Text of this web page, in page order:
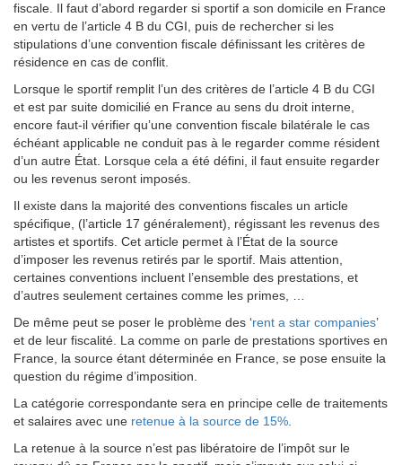
fiscale. Il faut d’abord regarder si sportif a son domicile en France
en vertu de l’article 4 B du CGI, puis de rechercher si les
stipulations d’une convention fiscale définissant les critères de
résidence en cas de conflit.
Lorsque le sportif remplit l’un des critères de l’article 4 B du CGI
et est par suite domicilié en France au sens du droit interne,
encore faut-il vérifier qu’une convention fiscale bilatérale le cas
échéant applicable ne conduit pas à le regarder comme résident
d’un autre État. Lorsque cela a été défini, il faut ensuite regarder
ou les revenus seront imposés.
Il existe dans la majorité des conventions fiscales un article
spécifique, (l’article 17 généralement), régissant les revenus des
artistes et sportifs. Cet article permet à l’État de la source
d’imposer les revenus retirés par le sportif. Mais attention,
certaines conventions incluent l’ensemble des prestations, et
d’autres seulement certaines comme les primes, …
De même peut se poser le problème des ‘rent a star companies’
et de leur fiscalité. La comme on parle de prestations sportives en
France, la source étant déterminée en France, se pose ensuite la
question du régime d’imposition.
La catégorie correspondante sera en principe celle de traitements
et salaires avec une retenue à la source de 15%
La retenue à la source n’est pas libératoire de l’impôt sur le